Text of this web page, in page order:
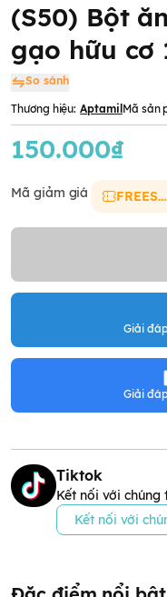
(S50) Bột
gạo hữu cơ
So sánh
Thương hiệu: Aptamil Mã sản
150.000₫
Mã giảm giá FREESHIP
Giải
Giải
Tiktok
Kết nối với chúng
Kết nối với